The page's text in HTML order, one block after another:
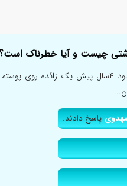
چیست و آیا خطرناک
خانم متاهلی هستم که حدود ۴سال پیش یک
پاسخ دادند.